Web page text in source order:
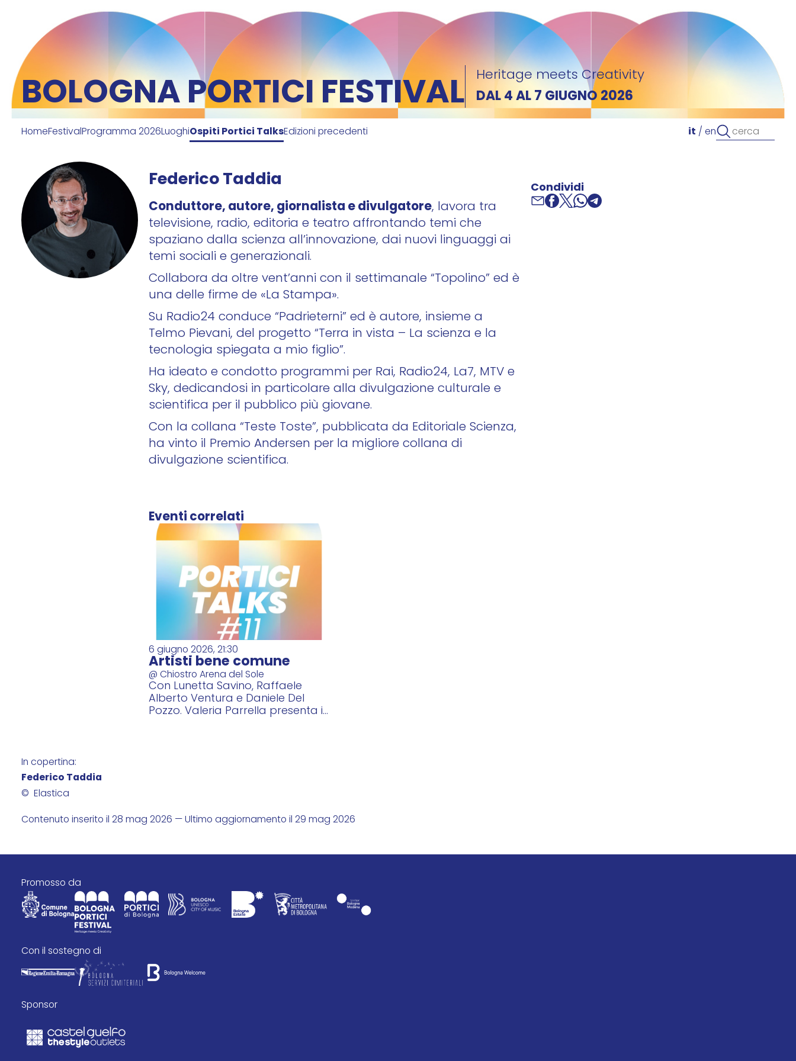
BOLOGNA PORTICI FESTIVAL Heritage meets Creativity
DAL 4 AL 7 GIUGNO 2026
HomeFestivalProgramma 2026LuoghiOspiti Portici TalksEdizioni precedenti it/en
Federico Taddia
Conduttore, autore, giornalista e divulgatore, lavora tra
televisione, radio, editoria e teatro affrontando temi che
spaziano dalla scienza all’innovazione, dai nuovi linguaggi ai
temi sociali e generazionali.
Collabora da oltre vent’anni con il settimanale “Topolino” ed è
una delle firme de «La Stampa».
Su Radio24 conduce “Padrieterni” ed è autore, insieme a
Telmo Pievani, del progetto “Terra in vista – La scienza e la
tecnologia spiegata a mio figlio”.
Ha ideato e condotto programmi per Rai, Radio24, La7, MTV e
Sky, dedicandosi in particolare alla divulgazione culturale e
scientifica per il pubblico più giovane.
Con la collana “Teste Toste”, pubblicata da Editoriale Scienza,
ha vinto il Premio Andersen per la migliore collana di
divulgazione scientifica.
Eventi correlati
6 giugno 2026, 21:30
Artisti bene comune
@ Chiostro Arena del Sole
Con Lunetta Savino, Raffaele
Alberto Ventura e Daniele Del
Pozzo. Valeria Parrella presenta il
Condividi
In copertina:
Federico Taddia
© Elastica
Contenuto inserito il 28 mag 2026 — Ultimo aggiornamento il 29 mag 2026
promosso da
con il sostegno di
Sponsor